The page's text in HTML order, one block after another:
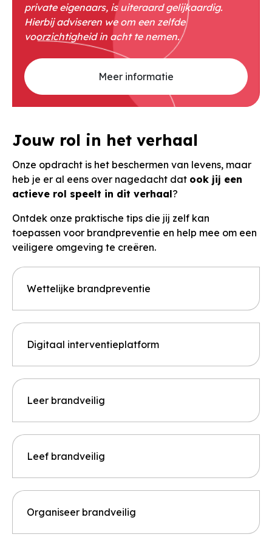
private eigenaars, is uiteraard gelijkaardig.
Hierbij adviseren we om een zelfde
voorzichtigheid in acht te nemen.
Meer informatie
Jouw rol in het verhaal
Onze opdracht is het beschermen van levens, maar
heb je er al eens over nagedacht dat ook jij een
actieve rol speelt in dit verhaal?
Ontdek onze praktische tips die jij zelf kan
toepassen voor brandpreventie en help mee om een
veiligere omgeving te creëren.
Wettelijke brandpreventie
Digitaal interventieplatform
Leer brandveilig
Leef brandveilig
Organiseer brandveilig